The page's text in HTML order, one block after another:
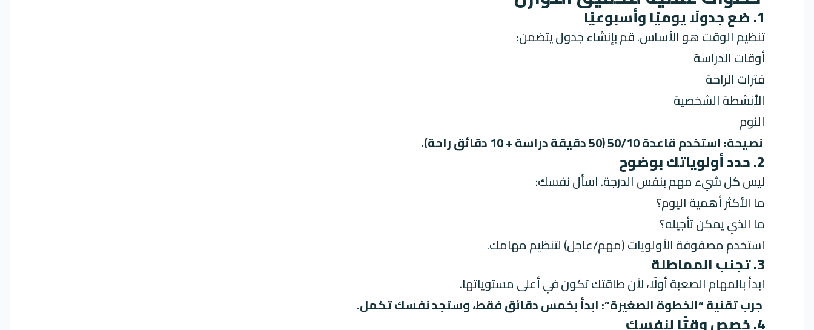
1. ضع جدولًا يوميًا وأسبوعيًا
تنظيم الوقت هو الأساس. قم بإنشاء جدول يتضمن:
أوقات الدراسة
فترات الراحة
الأنشطة الشخصية
النوم
نصيحة: استخدم قاعدة 50/10 (50 دقيقة دراسة + 10 دقائق راحة).
2. حدد أولوياتك بوضوح
ليس كل شيء مهم بنفس الدرجة. اسأل نفسك:
ما الأكثر أهمية اليوم؟
ما الذي يمكن تأجيله؟
استخدم مصفوفة الأولويات (مهم/عاجل) لتنظيم مهامك.
3. تجنب المماطلة
ابدأ بالمهام الصعبة أولًا، لأن طاقتك تكون في أعلى مستوياتها.
جرب تقنية “الخطوة الصغيرة”: ابدأ بخمس دقائق فقط، وستجد نفسك تكمل.
4. خصص وقتًا لنفسك